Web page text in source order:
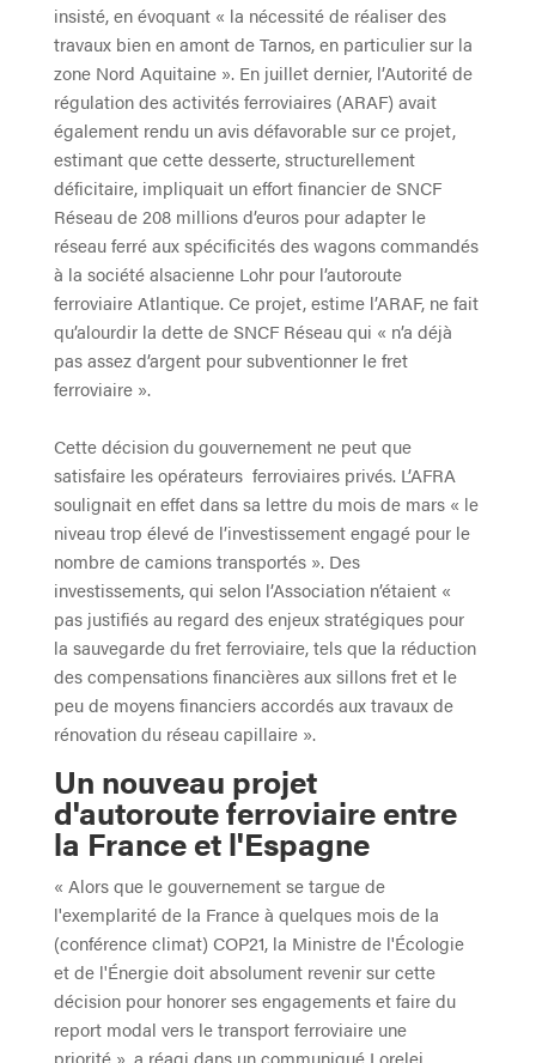
insisté, en évoquant « la nécessité de réaliser des
travaux bien en amont de Tarnos, en particulier sur la
zone Nord Aquitaine ». En juillet dernier, l’Autorité de
régulation des activités ferroviaires (ARAF) avait
également rendu un avis défavorable sur ce projet,
estimant que cette desserte, structurellement
déficitaire, impliquait un effort financier de SNCF
Réseau de 208 millions d’euros pour adapter le
réseau ferré aux spécificités des wagons commandés
à la société alsacienne Lohr pour l’autoroute
ferroviaire Atlantique. Ce projet, estime l’ARAF, ne fait
qu’alourdir la dette de SNCF Réseau qui « n’a déjà
pas assez d’argent pour subventionner le fret
ferroviaire ».
Cette décision du gouvernement ne peut que
satisfaire les opérateurs ferroviaires privés. L’AFRA
soulignait en effet dans sa lettre du mois de mars « le
niveau trop élevé de l’investissement engagé pour le
nombre de camions transportés ». Des
investissements, qui selon l’Association n’étaient «
pas justifiés au regard des enjeux stratégiques pour
la sauvegarde du fret ferroviaire, tels que la réduction
des compensations financières aux sillons fret et le
peu de moyens financiers accordés aux travaux de
rénovation du réseau capillaire ».
Un nouveau projet
d'autoroute ferroviaire entre
la France et l'Espagne
« Alors que le gouvernement se targue de
l'exemplarité de la France à quelques mois de la
(conférence climat) COP21, la Ministre de l'Écologie
et de l'Énergie doit absolument revenir sur cette
décision pour honorer ses engagements et faire du
report modal vers le transport ferroviaire une
priorité », a réagi dans un communiqué Lorelei